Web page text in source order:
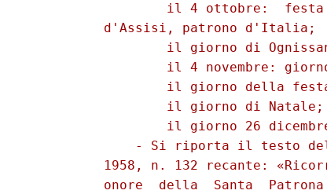
il 4 ottobre:
          d'Assisi, patrono d'Italia;
il giorno di
il 4 novembre:
il giorno della
                  il giorno di Natale;
il giorno 26
- Si riporta il testo
1958, n. 132 recante:
onore  della  Santa